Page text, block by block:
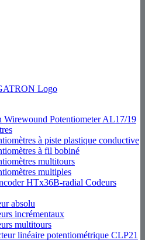
à piste plastique conductive
à fil bobiné
multitours
multiples
Codeurs
absolu
incrémentaux
multitours